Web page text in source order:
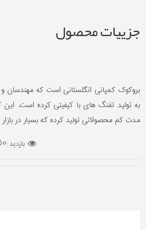
جزییات محصول
بروکوک کمپانی انگلستانی است که مهندسان
به تولید تفنگ های با کیفیتی کرده است.
مدت کم محصولاتی تولید کرده که بسیار در
بازدید :